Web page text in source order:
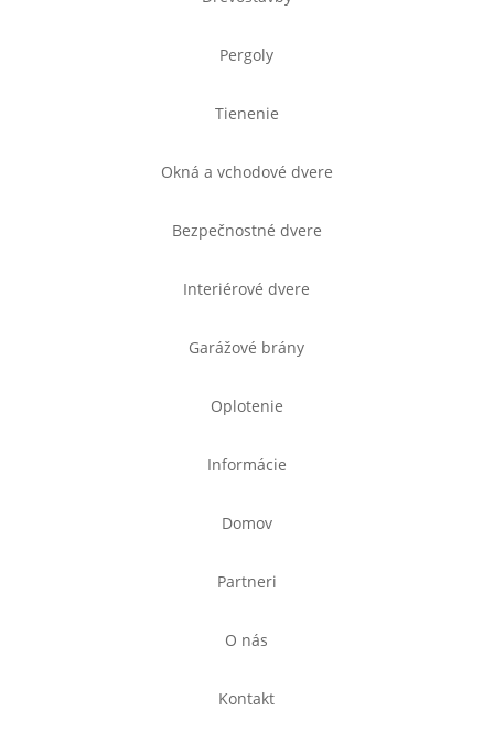
Pergoly
Tienenie
Okná a vchodové dvere
Bezpečnostné dvere
Interiérové dvere
Garážové brány
Oplotenie
Informácie
Domov
Partneri
O nás
Kontakt